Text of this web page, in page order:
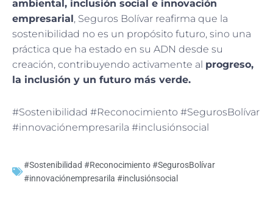
ambiental, inclusión social e innovación
empresarial, Seguros Bolívar reafirma que la
sostenibilidad no es un propósito futuro, sino una
práctica que ha estado en su ADN desde su
creación, contribuyendo activamente al progreso,
la inclusión y un futuro más verde.
#Sostenibilidad #Reconocimiento #SegurosBolívar
#innovaciónempresarila #inclusiónsocial
#Sostenibilidad #Reconocimiento #SegurosBolívar
#innovaciónempresarila #inclusiónsocial